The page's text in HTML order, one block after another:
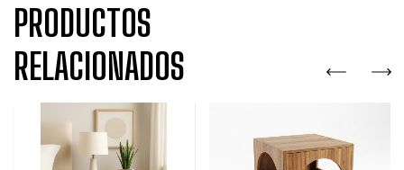
PRODUCTOS
RELACIONADOS